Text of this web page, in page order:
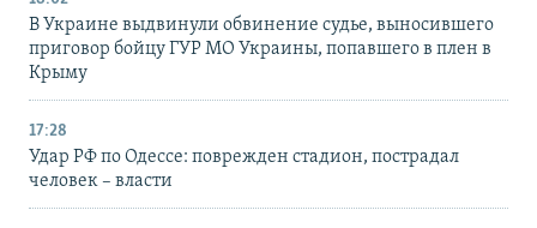
В Украине выдвинули обвинение судье, выносившего
приговор бойцу ГУР МО Украины, попавшего в плен в
Крыму
17:28
Удар РФ по Одессе: поврежден стадион, пострадал
человек – власти